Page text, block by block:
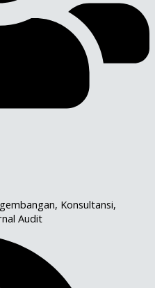
Konsultansi,
Audit